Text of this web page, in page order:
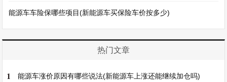
能源车车险保哪些项目(新能源车买保险车价按多少)
热门文章
1 能源车涨价原因有哪些说法(新能源车上涨还能继续加仓吗)